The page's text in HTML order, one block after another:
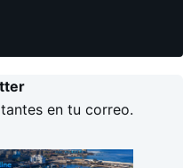
en tu correo.